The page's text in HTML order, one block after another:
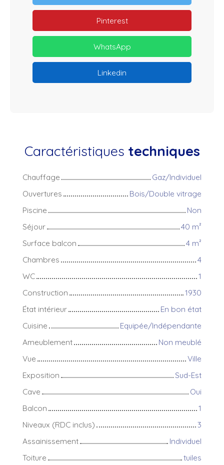
Pinterest
WhatsApp
Linkedin
Caractéristiques techniques
Chauffage
Gaz/Individuel
Ouvertures
Bois/Double vitrage
Piscine
Non
Séjour
40 m²
Surface balcon
4 m²
Chambres
4
WC
1
Construction
1930
État intérieur
En bon état
Cuisine
Equipée/Indépendante
Ameublement
Non meublé
Vue
Ville
Exposition
Sud-Est
Cave
Oui
Balcon
1
Niveaux (RDC inclus)
3
Assainissement
Individuel
Toiture
tuiles